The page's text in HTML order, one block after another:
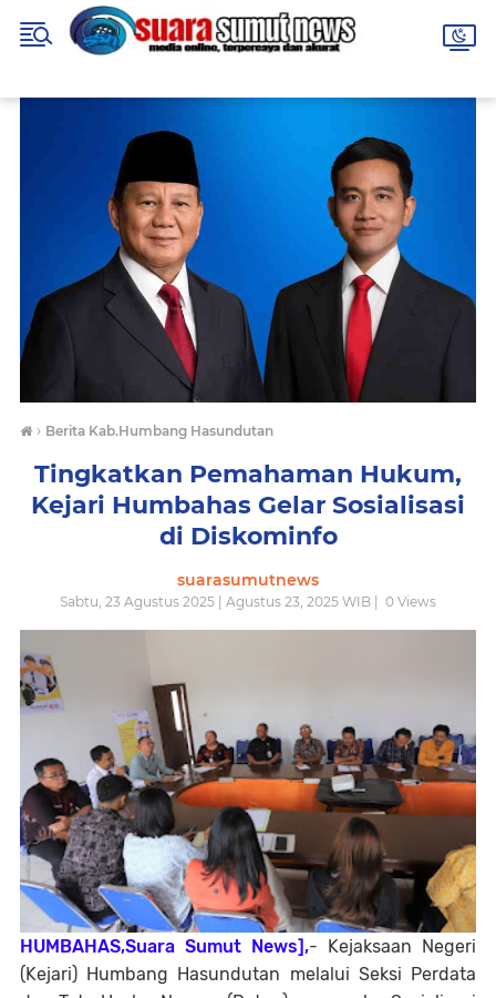
› Berita Kab.Humbang Hasundutan
Tingkatkan Pemahaman Hukum,
Kejari Humbahas Gelar Sosialisasi
di Diskominfo
suarasumutnews
Sabtu, 23 Agustus 2025 | Agustus 23, 2025 WIB | 0 Views
HUMBAHAS,Suara Sumut News],- Kejaksaan Negeri
(Kejari) Humbang Hasundutan melalui Seksi Perdata